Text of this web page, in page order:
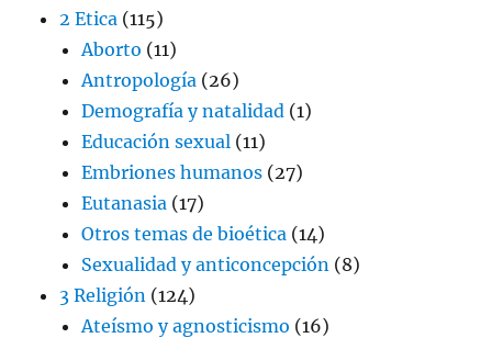
2 Etica (115)
Aborto (11)
Antropología (26)
Demografía y natalidad (1)
Educación sexual (11)
Embriones humanos (27)
Eutanasia (17)
Otros temas de bioética (14)
Sexualidad y anticoncepción (8)
3 Religión (124)
Ateísmo y agnosticismo (16)